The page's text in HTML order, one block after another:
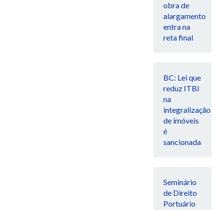
obra de
alargamento
entra na
reta final
BC: Lei que
reduz ITBI
na
integralização
de imóveis
é
sancionada
Seminário
de Direito
Portuário